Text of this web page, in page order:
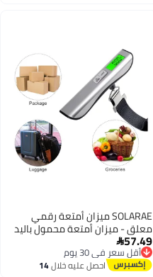
SOLARAE ميزان أمتعة رقمي
معلق - ميزان أمتعة محمول باليد
بسعة 110 رطل، شاشة LCD بإضاءة
خلفية خضراء، وظيفة قفل البيانات
التلقائي لحقائب السفر واحتياجات
57.49
أقل سعر في 30 يوم
توصيل مجاني
أقل سعر في 30 يوماحصل عليه خلال14